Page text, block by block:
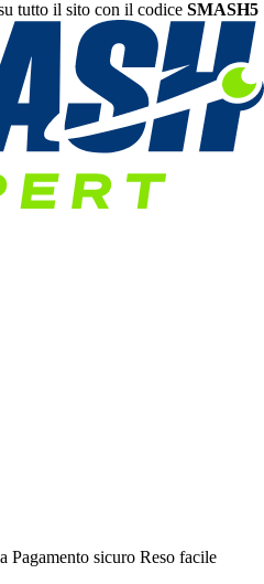
tutto il sito con il codice SMASH5
Pagamento sicuro Reso facile